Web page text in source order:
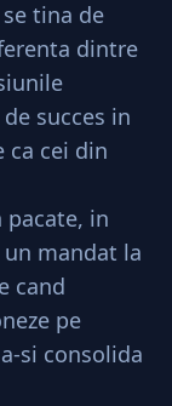
tina de
dintre
succes in
ca cei din
in
mandat la
cand
pe
si consolida